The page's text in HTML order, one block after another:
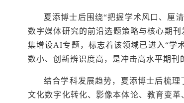
夏添博士后围绕“把握学术风口、厘
数字媒体研究的前沿选题策略与核心期
集增设AI专题，标志着该领域已进入“学
数小、创新辨识度高，是冲击高水平期刊
结合学科发展趋势，夏添博士后梳
文化数字化转化、影像本体论、教育变